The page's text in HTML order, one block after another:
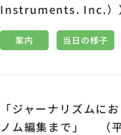
Instruments. Inc.）
案内 当日の様子
「ジャーナリズムに
ノム編集まで」 （平